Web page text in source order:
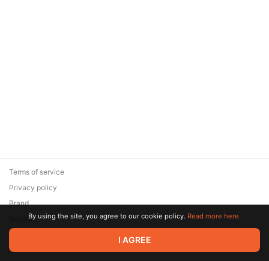
© 2026 Zaya Solutions Limited. All rights reserved. All trademarks
are the property of their respective owners.
Terms of service
Privacy policy
Brand
SupportBy using the site, you agree to our cookie policy. Read more here.
I AGREE